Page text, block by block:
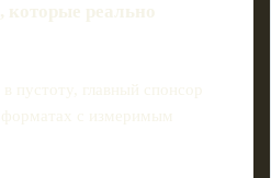
реально
пустоту, главный спонсор
форматах с измеримым